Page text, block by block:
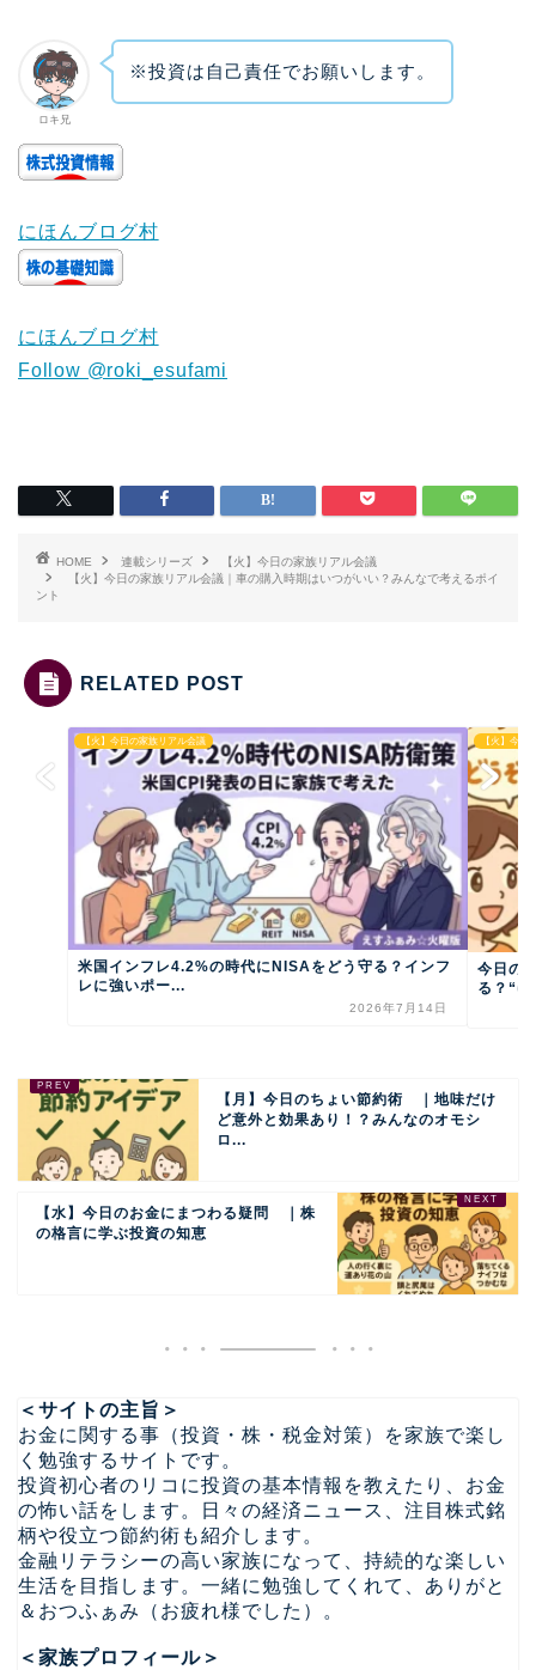
ロキ兄
※投資は自己責任でお願いします。
にほんブログ村
にほんブログ村
Follow @roki_esufami
HOME 連載シリーズ
【火】今日の家族リアル会議
【火】今日の家族リアル会議｜車の購入時期はいつがいい？みんなで考えるポイ
ント
RELATED POST
【火】今日の家族リアル会議
米国インフレ4.2%の時代にNISAをどう守る？インフ
レに強いポー...
2026年7月14日
【火】今日
今日の
る？“
【月】今日のちょい節約術 ｜地味だけ
ど意外と効果あり！？みんなのオモシ
ロ...
【水】今日のお金にまつわる疑問 ｜株
の格言に学ぶ投資の知恵
＜サイトの主旨＞
お金に関する事（投資・株・税金対策）を家族で楽し
く勉強するサイトです。
投資初心者のリコに投資の基本情報を教えたり、お金
の怖い話をします。日々の経済ニュース、注目株式銘
柄や役立つ節約術も紹介します。
金融リテラシーの高い家族になって、持続的な楽しい
生活を目指します。一緒に勉強してくれて、ありがと
＆おつふぁみ（お疲れ様でした）。
＜家族プロフィール＞